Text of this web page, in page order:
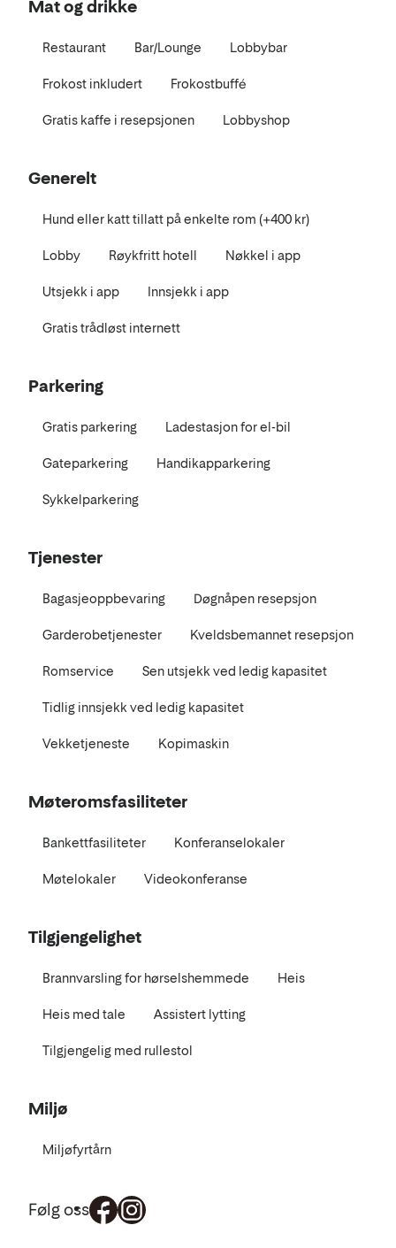
Mat og drikke
Restaurant Bar/Lounge Lobbybar
Frokost inkludert Frokostbuffé
Gratis kaffe i resepsjonen Lobbyshop
Generelt
Hund eller katt tillatt på enkelte rom (+400 kr)
Lobby Røykfritt hotell Nøkkel i app
Utsjekk i app Innsjekk i app
Gratis trådløst internett
Parkering
Gratis parkering Ladestasjon for el-bil
Gateparkering Handikapparkering
Sykkelparkering
Tjenester
Bagasjeoppbevaring Døgnåpen resepsjon
Garderobetjenester Kveldsbemannet resepsjon
Romservice Sen utsjekk ved ledig kapasitet
Tidlig innsjekk ved ledig kapasitet
Vekketjeneste Kopimaskin
Møteromsfasiliteter
Bankettfasiliteter Konferanselokaler
Møtelokaler Videokonferanse
Tilgjengelighet
Brannvarsling for hørselshemmede Heis
Heis med tale Assistert lytting
Tilgjengelig med rullestol
Miljø
Miljøfyrtårn
Følg oss